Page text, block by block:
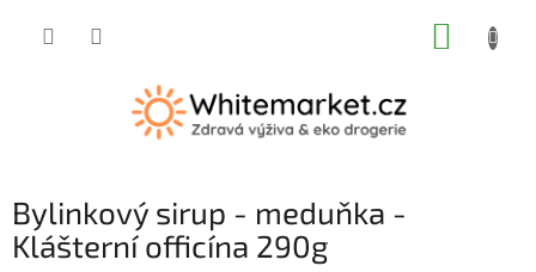
Bylinkový sirup - meduňka -
Klášterní officína 290g